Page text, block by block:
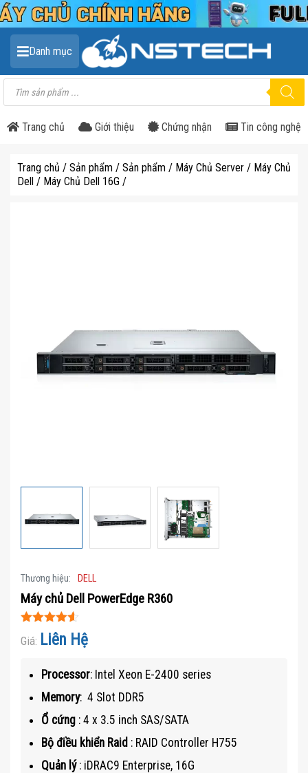
Danh mục
Tìm
kiếm
sản
Trang chủ
Giới thiệu Chứng nhận Tin công nghệ
Trang chủ / Sản phẩm / Sản phẩm / Máy Chủ Server / Máy Chủ
Dell / Máy Chủ Dell 16G /
Thương hiệu: DELL
Máy chủ Dell PowerEdge R360
Được xếp
hạng4.55
Giá: Liên Hệ
Processor: Intel Xeon E-2400 series
Memory: 4 Slot DDR5
Ổ cứng : 4 x 3.5 inch SAS/SATA
Bộ điều khiển Raid : RAID Controller H755
Quản lý: iDRAC9 Enterprise, 16G